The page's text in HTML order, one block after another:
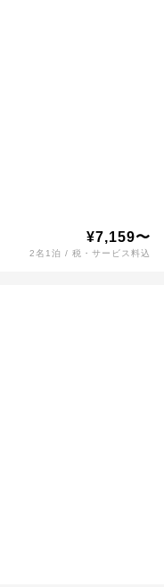
¥7,159〜
2名1泊 / 税・サービス料込